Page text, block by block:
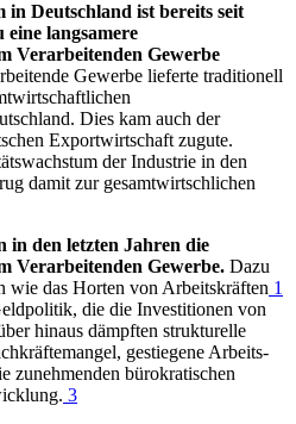
Deutschland ist bereits seit
langsamere
Verarbeitenden Gewerbe
Gewerbe lieferte traditionell
Dies kam auch der
Exportwirtschaft zugute.
der Industrie in den
damit zur gesamtwirtschlichen
in den letzten Jahren die
Verarbeitenden Gewerbe. Dazu
wie das Horten von Arbeitskräften 1
die die Investitionen von
hinaus dämpften strukturelle
gestiegene Arbeits-
zunehmenden bürokratischen
3